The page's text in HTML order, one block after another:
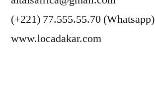
(+221) 77.555.55.70 (Whatsapp)
www.locadakar.com